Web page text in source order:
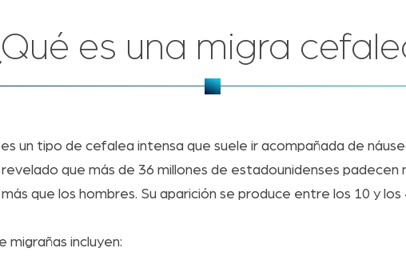
es una migra
un tipo de cefalea intensa que suele ir acompañada de
que más de 36 millones de estadounidenses padecen
que los hombres. Su aparición se produce entre los 10 y los
migrañas incluyen: